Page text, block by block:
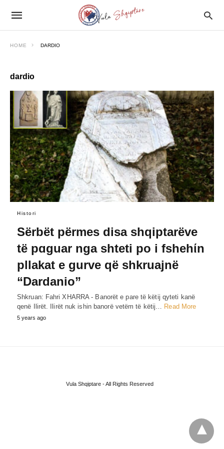
HOME DARDIO
dardio
Histori
Sërbët përmes disa shqiptarëve
të pɑguar nga shteti po i fshehίn
pllakat e gurve që shkruajnë
“Dardanio”
Shkruan: Fahri XHARRA - Banorët e pare të këtij qyteti kanë
qenë Ilirët. Ilirët nuk ishin banorë vetëm të këtij… Read More
5 years ago
Vula Shqiptare - All Rights Reserved